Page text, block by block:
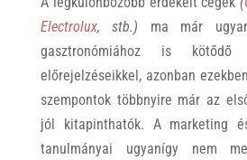
Electrolux, stb.) ma már
gasztronómiához is kötődő
előrejelzéseikkel, azonban
szempontok többnyire már az
jól kitapinthatók. A marketing
tanulmányai ugyanígy nem